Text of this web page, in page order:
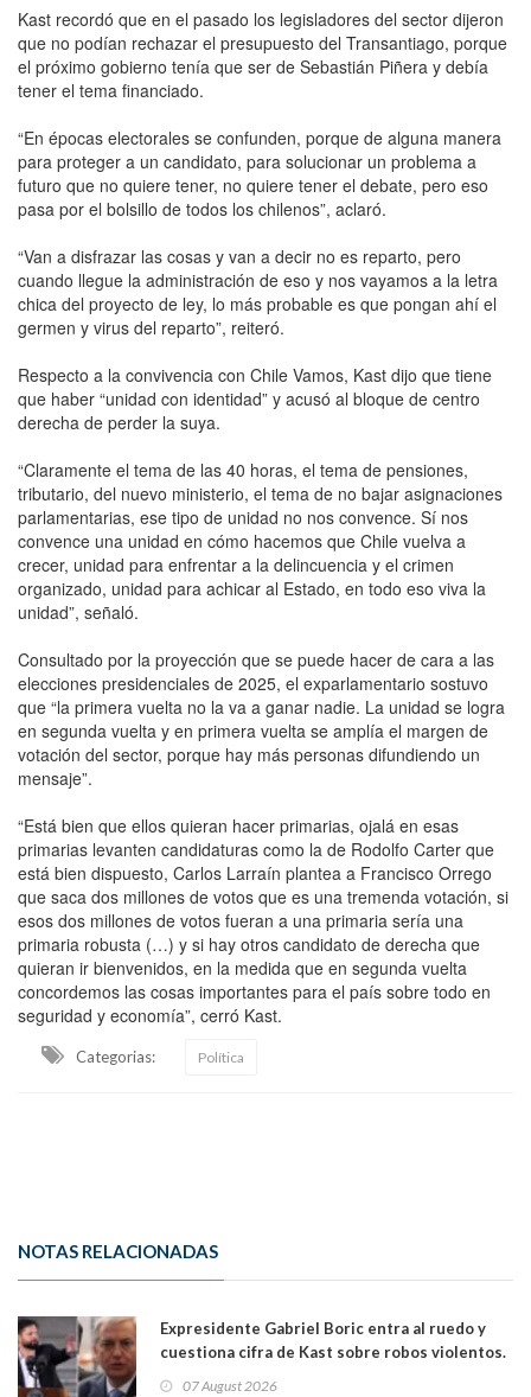
Kast recordó que en el pasado los legisladores del sector dijeron
que no podían rechazar el presupuesto del Transantiago, porque
el próximo gobierno tenía que ser de Sebastián Piñera y debía
tener el tema financiado.
“En épocas electorales se confunden, porque de alguna manera
para proteger a un candidato, para solucionar un problema a
futuro que no quiere tener, no quiere tener el debate, pero eso
pasa por el bolsillo de todos los chilenos”, aclaró.
“Van a disfrazar las cosas y van a decir no es reparto, pero
cuando llegue la administración de eso y nos vayamos a la letra
chica del proyecto de ley, lo más probable es que pongan ahí el
germen y virus del reparto”, reiteró.
Respecto a la convivencia con Chile Vamos, Kast dijo que tiene
que haber “unidad con identidad” y acusó al bloque de centro
derecha de perder la suya.
“Claramente el tema de las 40 horas, el tema de pensiones,
tributario, del nuevo ministerio, el tema de no bajar asignaciones
parlamentarias, ese tipo de unidad no nos convence. Sí nos
convence una unidad en cómo hacemos que Chile vuelva a
crecer, unidad para enfrentar a la delincuencia y el crimen
organizado, unidad para achicar al Estado, en todo eso viva la
unidad”, señaló.
Consultado por la proyección que se puede hacer de cara a las
elecciones presidenciales de 2025, el exparlamentario sostuvo
que “la primera vuelta no la va a ganar nadie. La unidad se logra
en segunda vuelta y en primera vuelta se amplía el margen de
votación del sector, porque hay más personas difundiendo un
mensaje”.
“Está bien que ellos quieran hacer primarias, ojalá en esas
primarias levanten candidaturas como la de Rodolfo Carter que
está bien dispuesto, Carlos Larraín plantea a Francisco Orrego
que saca dos millones de votos que es una tremenda votación, si
esos dos millones de votos fueran a una primaria sería una
primaria robusta (…) y si hay otros candidato de derecha que
quieran ir bienvenidos, en la medida que en segunda vuelta
concordemos las cosas importantes para el país sobre todo en
seguridad y economía”, cerró Kast.
Categorias: Política
NOTAS RELACIONADAS
Expresidente Gabriel Boric entra al ruedo y
cuestiona cifra de Kast sobre robos violentos.
07 August 2026